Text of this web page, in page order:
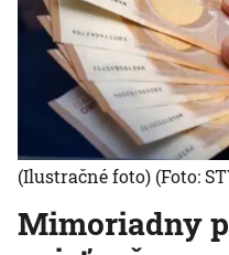
Mimoriadny
(Ilustračné foto) (Foto: